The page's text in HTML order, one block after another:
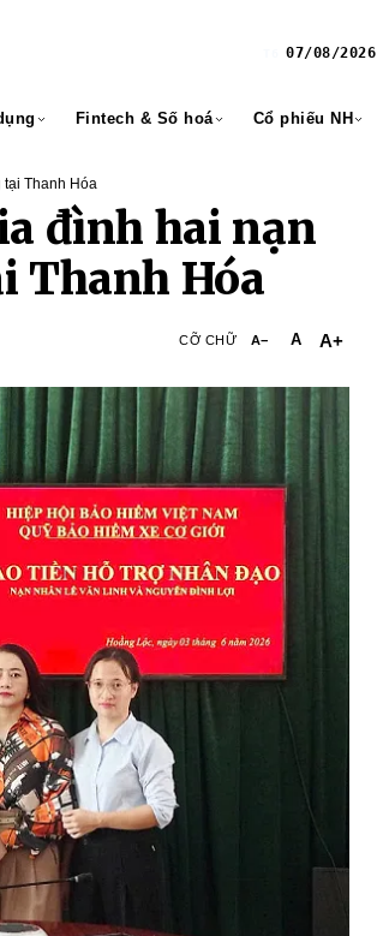
07/08/2026
Fintech & Số hoá Cổ phiếu NH
tại Thanh Hóa
đình hai nạn
Thanh Hóa
CỠ CHỮ A− A A+